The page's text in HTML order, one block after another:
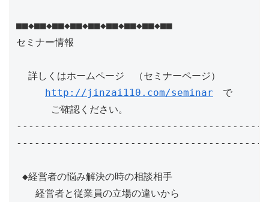
■■◆■■◆■■◆■■◆■■◆■■◆■■◆■■◆■■
セミナー情報
  詳しくはホームページ　（セミナーページ）
http://jinzai110.com/seminar で
ご確認ください。
◆経営者の悩み解決の時の相談相手
経営者と従業員の立場の違いから